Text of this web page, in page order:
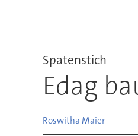
Spatenstich
Edag
Roswitha Maier